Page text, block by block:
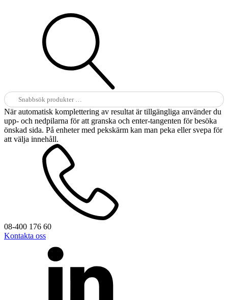
Sök
efter:
När automatisk komplettering av resultat är tillgängliga använder du
upp- och nedpilarna för att granska och enter-tangenten för besöka
önskad sida. På enheter med pekskärm kan man peka eller svepa för
att välja innehåll.
08-400 176 60
Kontakta oss